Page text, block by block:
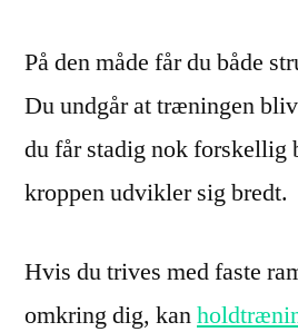
På den måde får du både
Du undgår at træningen
du får stadig nok forskellig
kroppen udvikler sig bredt.
Hvis du trives med faste
omkring dig, kan